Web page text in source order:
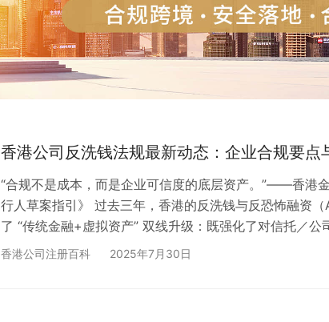
香港公司反洗钱法规最新动态：企业合规要点
“合规不是成本，而是企业可信度的底层资产。”——香港
行人草案指引》 过去三年，香港的反洗钱与反恐怖融资
了 “传统金融+虚拟资产” 双线升级：既强化了对信托／公
（TCSP）的尽调要求，也把加密资产中的稳定币正式纳入
香港公司注册百科 2025年7月30日